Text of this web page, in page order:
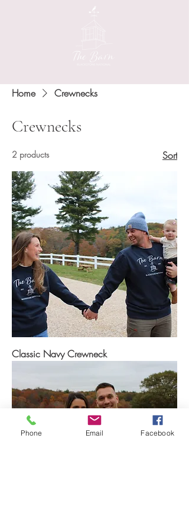
Home Crewnecks
Crewnecks
2 products Sort
Classic Navy Crewneck
Phone Email Facebook